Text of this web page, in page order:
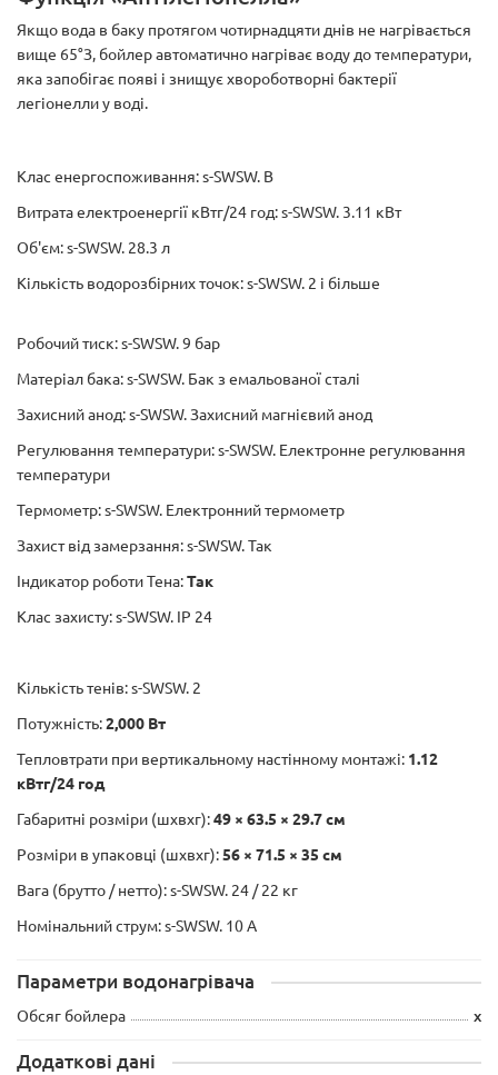
Якщо вода в баку протягом чотирнадцяти днів не нагрівається
вище 65°З, бойлер автоматично нагріває воду до температури,
яка запобігає появі і знищує хвороботворні бактерії
легіонелли у воді.
Клас енергоспоживання: s-SWSW. B
Витрата електроенергії кВтг/24 год: s-SWSW. 3.11 кВт
Об'єм: s-SWSW. 28.3 л
Кількість водорозбірних точок: s-SWSW. 2 і більше
Робочий тиск: s-SWSW. 9 бар
Матеріал бака: s-SWSW. Бак з емальованої сталі
Захисний анод: s-SWSW. Захисний магнієвий анод
Регулювання температури: s-SWSW. Електронне регулювання
температури
Термометр: s-SWSW. Електронний термометр
Захист від замерзання: s-SWSW. Так
Індикатор роботи Тена:Так
Клас захисту: s-SWSW. IP 24
Кількість тенів: s-SWSW. 2
Потужність:2,000 Вт
Тепловтрати при вертикальному настінному монтажі: 1.12
кВтг/24 год
Габаритні розміри (шхвхг):49 × 63.5 × 29.7 см
Розміри в упаковці (шхвхг):56 × 71.5 × 35 см
Вага (брутто / нетто): s-SWSW. 24 / 22 кг
Номінальний струм: s-SWSW. 10 А
Параметри водонагрівача
Обсяг бойлера х
Додаткові дані